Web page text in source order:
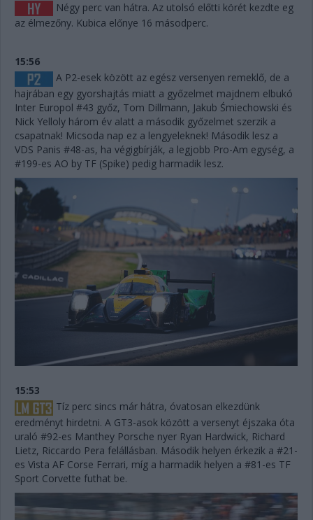
Négy perc van hátra. Az utolsó előtti körét kezdte eg
az élmezőny. Kubica előnye 16 másodperc.
15:56
A P2-esek között az egész versenyen remeklő, de a
hajrában egy gyorshajtás miatt a győzelmet majdnem elbukó
Inter Europol #43 győz, Tom Dillmann, Jakub Śmiechowski és
Nick Yelloly három év alatt a második győzelmet szerzik a
csapatnak! Micsoda nap ez a lengyeleknek! Második lesz a
VDS Panis #48-as, ha végigbírják, a legjobb Pro-Am egység, a
#199-es AO by TF (Spike) pedig harmadik lesz.
15:53
Tíz perc sincs már hátra, óvatosan elkezdünk
eredményt hirdetni. A GT3-asok között a versenyt éjszaka óta
uraló #92-es Manthey Porsche nyer Ryan Hardwick, Richard
Lietz, Riccardo Pera felállásban. Második helyen érkezik a #21-
es Vista AF Corse Ferrari, míg a harmadik helyen a #81-es TF
Sport Corvette futhat be.